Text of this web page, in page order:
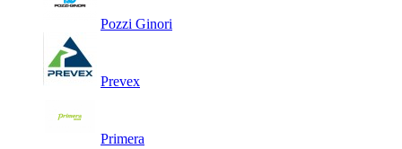
Pozzi Ginori
Prevex
Primera